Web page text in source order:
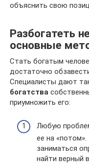
объяснить свою
Разбогатеть
основные
Стать богатым
достаточно
Специалисты дают
богатства
приумножить его:
Любую
ее на
заниматься
найти верный